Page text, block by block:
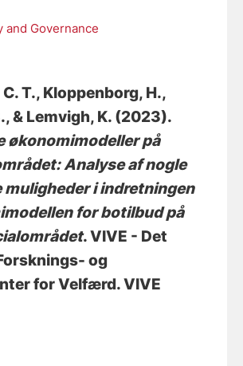
and Governance
T., Kloppenborg, H.,
, & Lemvigh, K. (2023).
økonomimodeller på
Analyse af nogle
i indretningen
for botilbud på
. VIVE - Det
og
for Velfærd. VIVE